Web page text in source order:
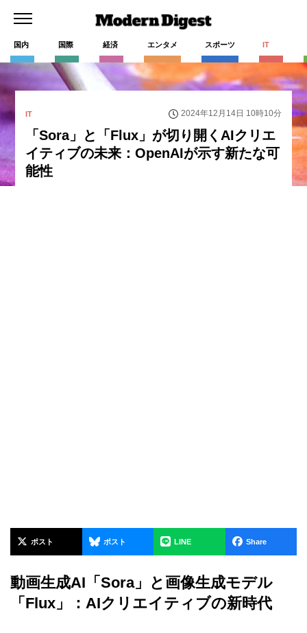
国内 国際 経済 エンタメ スポーツ IT
IT 2024年12月14日 10時10分
「Sora」と「Flux」が切り開くAIクリエ
イティブの未来：OpenAIが示す新たな可
能性
ポスト ポスト LINE Share
動画生成AI「Sora」と画像生成モデル
「Flux」：AIクリエイティブの新時代